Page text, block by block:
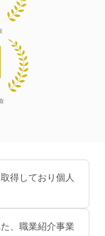
得しており個人
、職業紹介事業